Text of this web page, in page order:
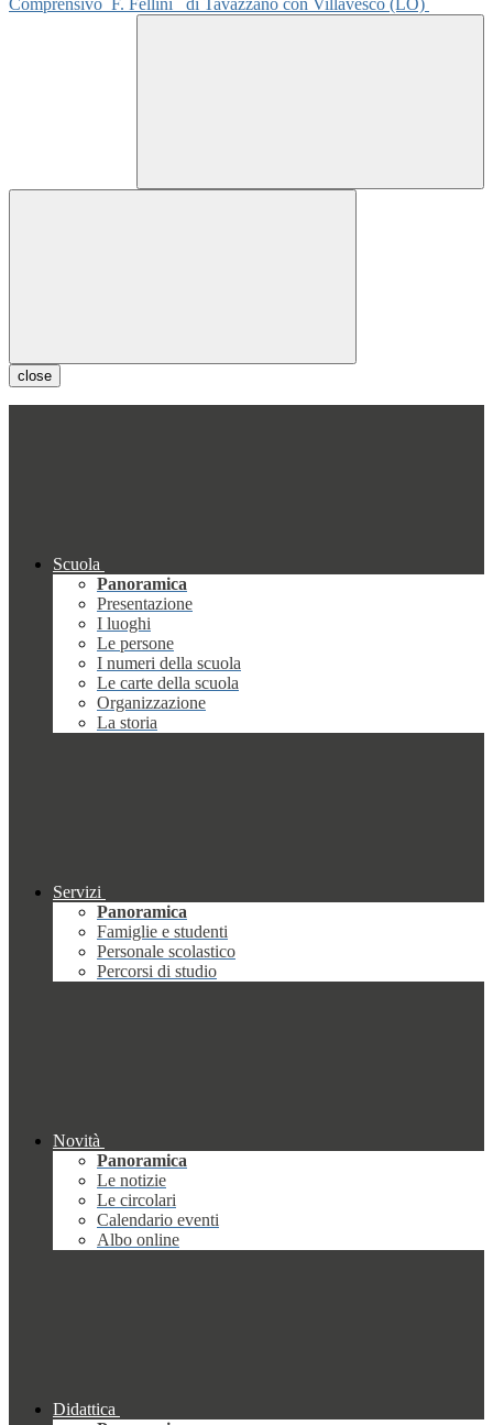
Comprensivo F. Fellini di Tavazzano con Villavesco (LO)
close
Scuola
Panoramica
Presentazione
I luoghi
Le persone
I numeri della scuola
Le carte della scuola
Organizzazione
La storia
Servizi
Panoramica
Famiglie e studenti
Personale scolastico
Percorsi di studio
Novità
Panoramica
Le notizie
Le circolari
Calendario eventi
Albo online
Didattica